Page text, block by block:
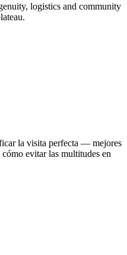
logistics and community
la visita perfecta — mejores
evitar las multitudes en